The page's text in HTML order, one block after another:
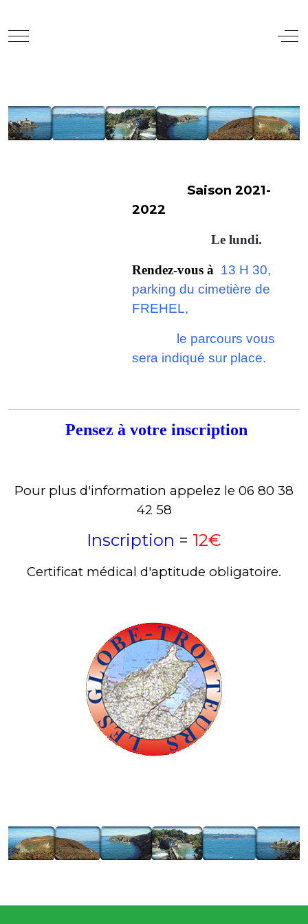
Mobile Menu Toggle
Saison 2021-
2022
Le lundi.
Rendez-vous à 13 H 30,
parking du cimetière de
FREHEL,
le parcours vous
sera indiqué sur place.
Pensez à votre inscription
Pour plus d'information appelez le 06 80 38
42 58
Inscription = 12€
Certificat médical d'aptitude obligatoire.